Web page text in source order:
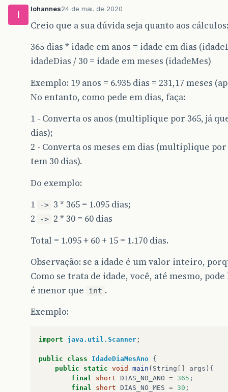
I
Iohannes24 de mai. de 2020
Creio que a sua dúvida seja quanto aos cálculos:
365 dias * idade em anos = idade em dias
idadeDias / 30 = idade em meses (idadeMes)
Exemplo: 19 anos = 6.935 dias = 231,17 meses
No entanto, como pede em dias, faça:
1 - Converta os anos (multiplique por 365, já
dias);
2 - Converta os meses em dias (multiplique por
tem 30 dias).
Do exemplo:
1
-> 3 * 365 = 1.095 dias;
2
-> 2 * 30 = 60 dias
Total = 1.095 + 60 + 15 = 1.170 dias.
Observação: se a idade é um valor inteiro,
Como se trata de idade, você, até mesmo,
é menor que
int .
Exemplo:
import java.util.Scanner ;
public class IdadeDiaMesAno {
public
static void main ( String args ){
final
short DIAS_NO_ANO = 365 ;
final
short DIAS_NO_MES = 30 ;